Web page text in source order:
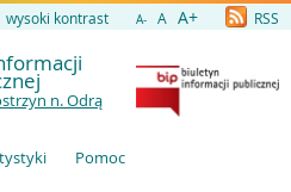
wysoki kontrast A- A A+ RSS
n. Odrą
Pomoc